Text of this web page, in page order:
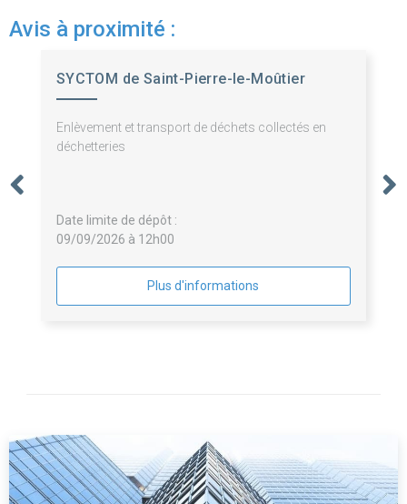
Avis à proximité :
SYCTOM de Saint-Pierre-le-Moûtier
Enlèvement et transport de déchets collectés en
déchetteries
Date limite de dépôt :
09/09/2026 à 12h00
Plus d'informations